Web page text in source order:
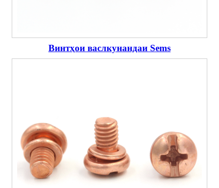
Винтҳои васлкунандаи Sems